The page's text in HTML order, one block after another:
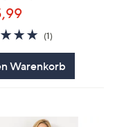
5.0
von
(1)1
Warenkorb